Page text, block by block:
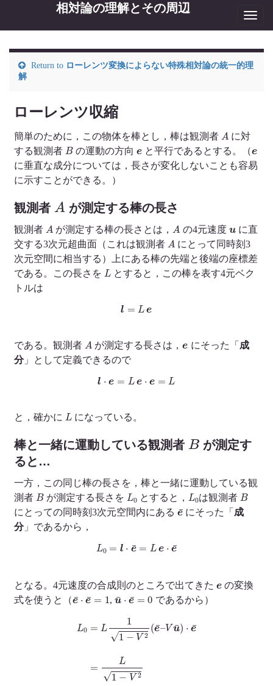
相対論の理解とその周辺
Return to ローレンツ変換によらない特殊相対論の統一的理
解
ローレンツ収縮
簡単のために，この物体を棒とし，棒は観測者 A に対
する観測者 Bの運動の方向 と平行であるとする。（
に垂直な成分については，長さが変化しないことも容易
に示すことができる。）
観測者
A
が測定する棒の長さ
観測者 A が測定する棒の長さとは， A の4元速度
に直
交する3次元超曲面（これは観測者
A にとって同時刻3
次元空間に相当する）上にある棒の先端と後端の座標差
である。この長さを L とすると，この棒を表す4元ベク
トルは
Le
である。観測者 A が測定する長さは， にそった「 成
分」として定義できるので
l L e⋅ =L
と，確かに L になっている。
棒と一緒に運動している観測者
B
が測定す
ると…
一方，この同じ棒の長さを，棒と一緒に運動している観
測者 Bが測定する長さを L とすると， L は観測者 B
にとっての同時刻3次元空間内にある e¯にそった「 成
分」であるから，
L0=l e¯ =L e e¯
となる。4元速度の合成則のところで出てきた
の変換
式を使うと（ e¯ e = 1 , u¯ e¯ 0 であるから）
¯